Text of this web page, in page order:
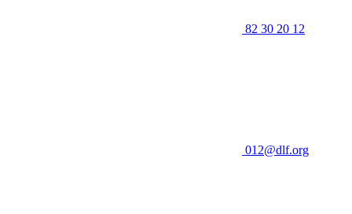
82 30 20 12
012@dlf.org